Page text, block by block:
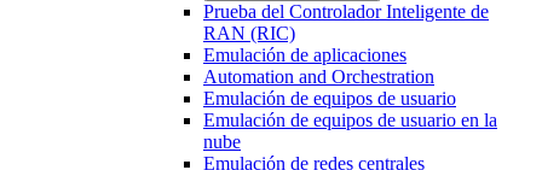
Prueba del Controlador Inteligente de
RAN (RIC)
Emulación de aplicaciones
Automation and Orchestration
Emulación de equipos de usuario
Emulación de equipos de usuario en la
nube
Emulación de redes centrales